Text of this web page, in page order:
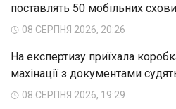
поставлять 50 мобільних
08 СЕРПНЯ 2026, 20:26
На експертизу приїхала
махінації з документами
08 СЕРПНЯ 2026, 19:29